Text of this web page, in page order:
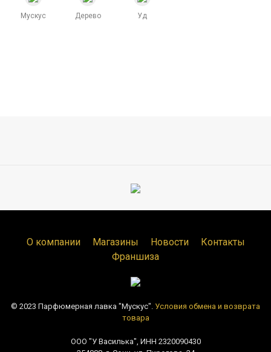
Мускус Дерево Уд
О компании Магазины Новости
Контакты
Франшиза
© 2023 Парфюмерная лавка "Мускус". Условия обмена и возврата
товара
ООО "У Василька", ИНН 2320090430